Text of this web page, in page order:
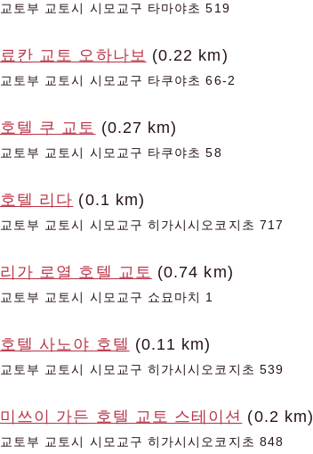
교토부 교토시 시모교구 타마야초 519
료칸 교토 오하나보 (0.22 km)
교토부 교토시 시모교구 타쿠야초 66-2
호텔 쿠 교토 (0.27 km)
교토부 교토시 시모교구 타쿠야초 58
호텔 리다 (0.1 km)
교토부 교토시 시모교구 히가시시오코지초 717
리가 로열 호텔 교토 (0.74 km)
교토부 교토시 시모교구 쇼묘마치 1
호텔 사노야 호텔 (0.11 km)
교토부 교토시 시모교구 히가시시오코지초 539
미쓰이 가든 호텔 교토 스테이션 (0.2 km)
교토부 교토시 시모교구 히가시시오코지초 848